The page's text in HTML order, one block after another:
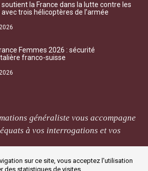
soutient la France dans la lutte contre les
trois hélicoptères de l’armée
Femmes 2026 : sécurité
franco-suisse
généraliste vous accompagne
à vos interrogations et vos
sur ce site, vous acceptez l'utilisation
des statistiques de visites.